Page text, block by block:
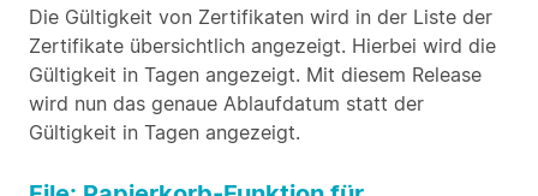
Die Gültigkeit von Zertifikaten wird in der Liste der
Zertifikate übersichtlich angezeigt. Hierbei wird die
Gültigkeit in Tagen angezeigt. Mit diesem Release
wird nun das genaue Ablaufdatum statt der
Gültigkeit in Tagen angezeigt.